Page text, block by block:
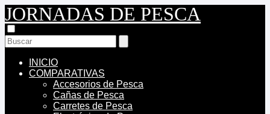
JORNADAS DE PESCA
INICIO
COMPARATIVAS
Accesorios de Pesca
Cañas de Pesca
Carretes de Pesca